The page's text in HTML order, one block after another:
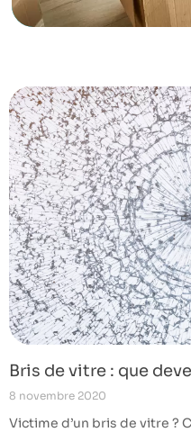
Bris de vitre : que
8 novembre 2020
Victime d’un bris de vitre ?